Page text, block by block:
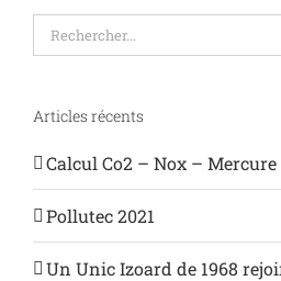
Rechercher:
Articles récents
Calcul Co2 – Nox –
Pollutec 2021
Un Unic Izoard de 1968